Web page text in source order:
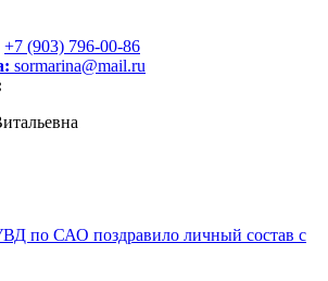
+7 (903) 796-00-86
sormarina@mail.ru
по САО поздравило личный состав с